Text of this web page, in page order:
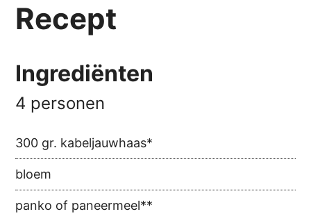
Recept
Ingrediënten
4 personen
300 gr. kabeljauwhaas*
bloem
panko of paneermeel**